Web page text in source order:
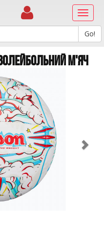
- ВОЛЕЙБОЛЬНИЙ М'ЯЧ